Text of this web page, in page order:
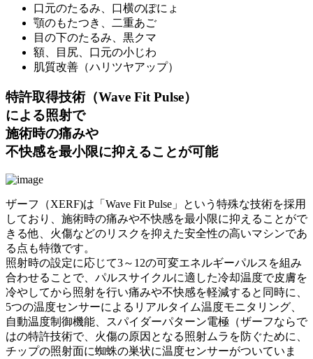
口元のたるみ、口横のぽにょ
顎のもたつき、二重あご
目の下のたるみ、黒クマ
額、目尻、口元の小じわ
肌質改善（ハリツヤアップ）
特許取得技術（Wave Fit Pulse）
による照射で
施術時の痛みや
不快感を最小限に抑えることが可能
ザーフ（XERF)は「Wave Fit Pulse」という特殊な技術を採用
しており、施術時の痛みや不快感を最小限に抑えることがで
きる他、火傷などのリスクを抑えた安全性の高いマシンであ
る点も特徴です。
照射時の設定に応じて3～12の可変エネルギーパルスを組み
合わせることで、パルスサイクルに適した冷却温度で皮膚を
冷やしてから照射を行い痛みや不快感を軽減すると同時に、
5つの温度センサーによるリアルタイム温度モニタリング、
自動温度制御機能、スパイダーパターン電極（ザーフならで
はの特許技術で、火傷の原因となる照射ムラを防ぐために、
チップの照射面に蜘蛛の巣状に温度センサーがついていま